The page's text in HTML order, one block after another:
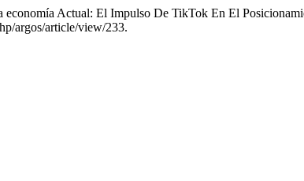
Actual: El Impulso De TikTok En El
argos/article/view/233.